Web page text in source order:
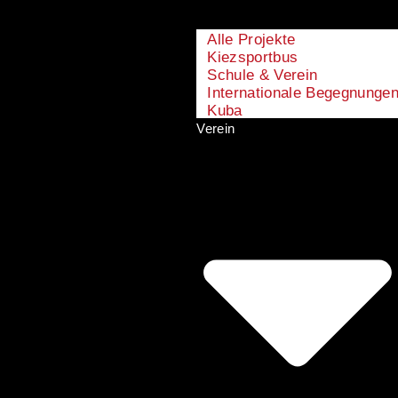
Alle Projekte
Kiezsportbus
Schule & Verein
Internationale
Kuba
Verein